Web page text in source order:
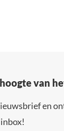
van
en